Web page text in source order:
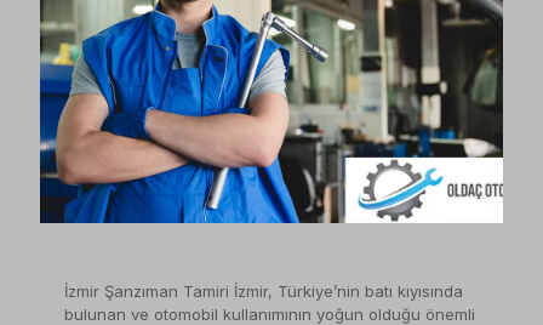
İzmir Şanzıman Tamiri İzmir, Türkiye’nin batı kıyısında
bulunan ve otomobil kullanımının yoğun olduğu önemli